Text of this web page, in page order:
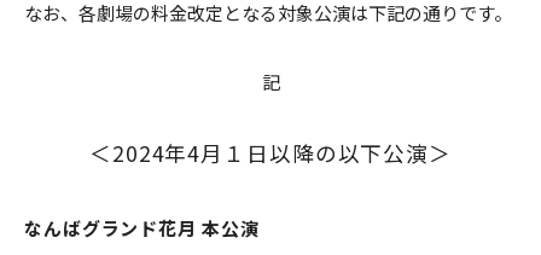
なお、各劇場の料金改定となる対象公演は下記の通りです。
記
＜2024年4月１日以降の以下公演＞
なんばグランド花月 本公演